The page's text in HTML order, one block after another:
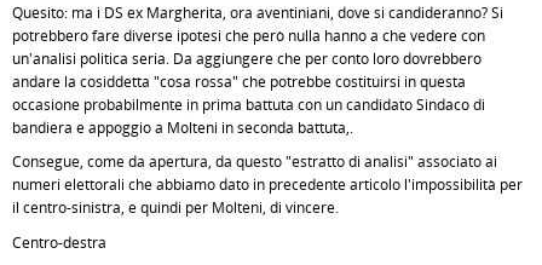
Quesito: ma i DS ex Margherita, ora aventiniani, dove si candideranno? Si
potrebbero fare diverse ipotesi che però nulla hanno a che vedere con
un'analisi politica seria. Da aggiungere che per conto loro dovrebbero
andare la cosiddetta "cosa rossa" che potrebbe costituirsi in questa
occasione probabilmente in prima battuta con un candidato Sindaco di
bandiera e appoggio a Molteni in seconda battuta,.
Consegue, come da apertura, da questo "estratto di analisi" associato ai
numeri elettorali che abbiamo dato in precedente articolo l'impossibilità per
il centro-sinistra, e quindi per Molteni, di vincere.
Centro-destra